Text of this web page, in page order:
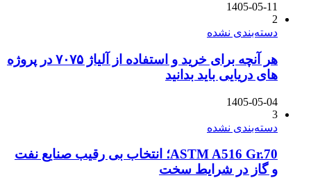
1405-05-11
2
دسته‌بندی نشده
هر آنچه برای خرید و استفاده از آلیاژ ۷۰۷۵ در پروژه
های دریایی باید بدانید
1405-05-04
3
دسته‌بندی نشده
ASTM A516 Gr.70؛ انتخاب بی رقیب صنایع نفت
و گاز در شرایط سخت